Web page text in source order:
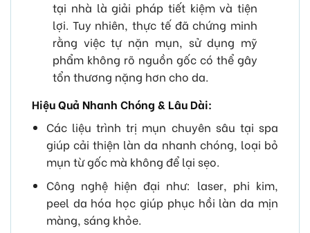
tại nhà là giải pháp tiết kiệm và tiện
lợi. Tuy nhiên, thực tế đã chứng minh
rằng việc tự nặn mụn, sử dụng mỹ
phẩm không rõ nguồn gốc có thể gây
tổn thương nặng hơn cho da.
Hiệu Quả Nhanh Chóng & Lâu Dài:
Các liệu trình trị mụn chuyên sâu tại spa
giúp cải thiện làn da nhanh chóng, loại bỏ
mụn từ gốc mà không để lại sẹo.
Công nghệ hiện đại như: laser, phi kim,
peel da hóa học giúp phục hồi làn da mịn
màng, sáng khỏe.